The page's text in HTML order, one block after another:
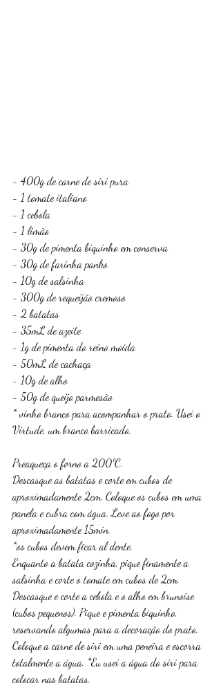
- 400g de carne de siri pura
- 1 tomate italiano
- 1 cebola
- 1 limão
- 30g de pimenta biquinho em conserva
- 30g de farinha panko
- 10g de salsinha
- 300g de requeijão cremoso
- 2 batatas
- 35mL de azeite
- 1g de pimenta do reino moída
- 50mL de cachaça
- 10g de alho
- 50g de queijo parmesão
* vinho branco para acompanhar o prato. Usei o
Virtude, um branco barricado.
Preaqueça o forno a 200ºC.
Descasque as batatas e corte em cubos de
aproximadamente 2cm. Coloque os cubos em uma
panela e cubra com água. Leve ao fogo por
aproximadamente 15min.
*os cubos devem ficar al dente.
Enquanto a batata cozinha, pique finamente a
salsinha e corte o tomate em cubos de 2cm.
Descasque e corte a cebola e o alho em brunoise
(cubos pequenos). Pique e pimenta biquinho,
reservando algumas para a decoração do prato.
Coloque a carne de siri em uma peneira e escorra
totalmente a água. *Eu usei a água do siri para
colocar nas batatas.